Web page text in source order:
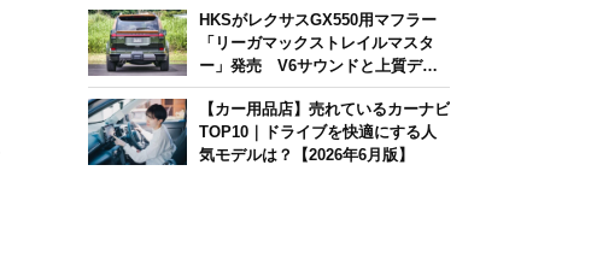
HKSがレクサスGX550用マフラー
「リーガマックストレイルマスタ
ー」発売 V6サウンドと上質デザ
インを両立
【カー用品店】売れているカーナビ
TOP10｜ドライブを快適にする人
気モデルは？【2026年6月版】